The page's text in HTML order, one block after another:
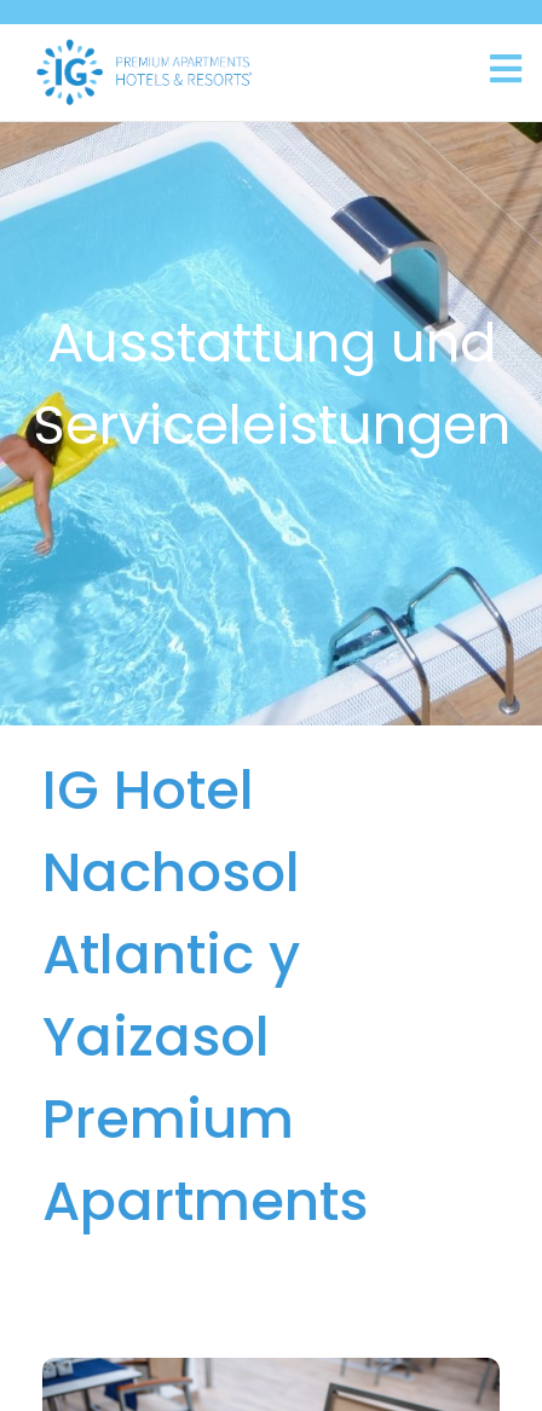
Ausstattung und
Serviceleistungen
IG Hotel
Nachosol
Atlantic y
Yaizasol
Premium
Apartments